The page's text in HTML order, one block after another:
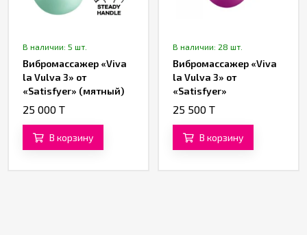
В наличии: 5 шт.
Вибромассажер «Viva
la Vulva 3» от
«Satisfyer» (мятный)
25 000 T
В корзину
В наличии: 28 шт.
Вибромассажер «Viva
la Vulva 3» от
«Satisfyer»
(фиолетовый)
25 500 T
В корзину